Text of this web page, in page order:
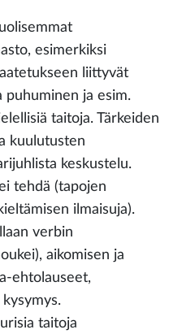
esimerkiksi
liittyvät
puhuminen ja esim.
taitoja. Tärkeiden
kuulutusten
keskustelu.
tehdä (tapojen
ilmaisuja).
verbin
aikomisen ja
ehtolauseet,
taitoja